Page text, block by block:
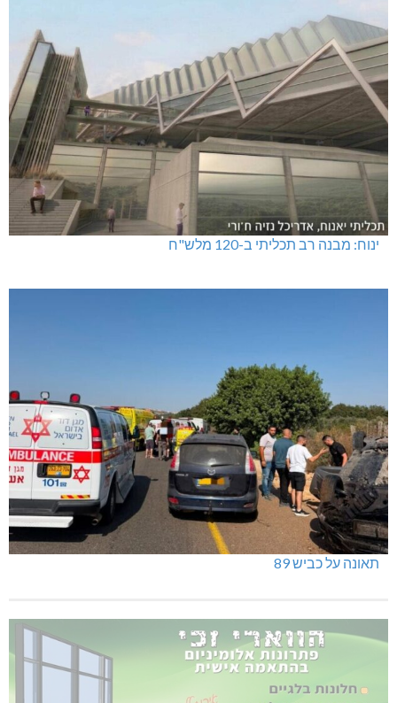
ינוח: מבנה רב תכליתי ב-120 מלש"ח
תאונה על כביש 89